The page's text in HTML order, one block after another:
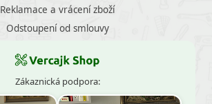
Reklamace a vrácení zboží
Odstoupení od smlouvy
Zákaznická podpora: